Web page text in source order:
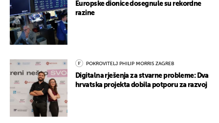
Europske dionice dosegnule su rekordne
razine
POKROVITELJ PHILIP MORRIS ZAGREB
Digitalna rješenja za stvarne probleme: Dva
hrvatska projekta dobila potporu za razvoj